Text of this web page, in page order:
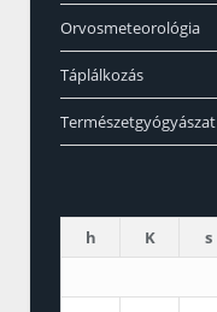
Orvosmeteorológia
Táplálkozás
Természetgyógyászat
h
K s